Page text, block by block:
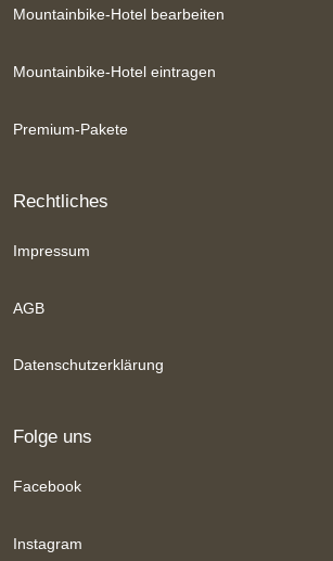
Mountainbike-Hotel bearbeiten
Mountainbike-Hotel eintragen
Premium-Pakete
Rechtliches
Impressum
AGB
Datenschutzerklärung
Folge uns
Facebook
Instagram